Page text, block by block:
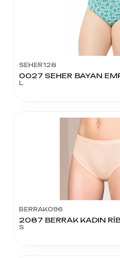
SEHER128
0027 SEHER BAYAN
L
BERRAK096
S